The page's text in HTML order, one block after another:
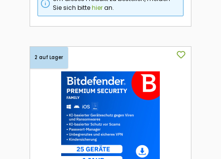
Sie sich bittehieran.
2 auf Lager